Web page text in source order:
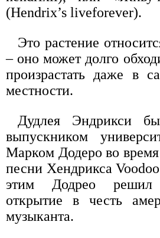
(Hendrix’s liveforever).
Это растение
– оно может долго
произрастать даже в
местности.
Дудлея Эндрикси
выпускником
Марком Додеро во
песни Хендрикса
этим Додрео решил
открытие в честь
музыканта.